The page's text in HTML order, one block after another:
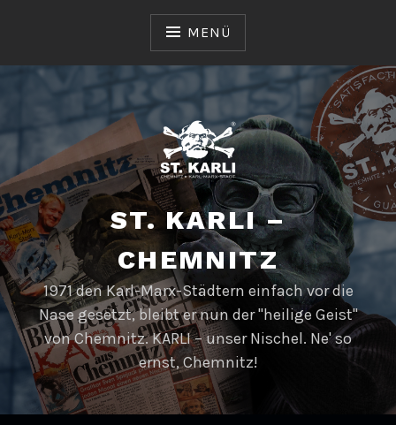
MENÜ
ST. KARLI –
CHEMNITZ
1971 den Karl-Marx-Städtern einfach vor die
Nase gesetzt, bleibt er nun der "heilige Geist"
von Chemnitz. KARLI – unser Nischel. Ne' so
ernst, Chemnitz!